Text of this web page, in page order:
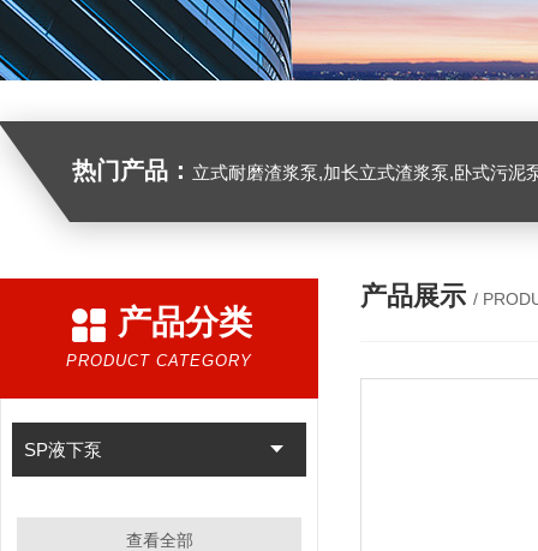
热门产品： 立式耐磨渣浆泵,加长立式渣浆泵,卧式污泥
产品分类
PRODUCT CATEGORY
SP液下泵
查看全部
产品展示 /